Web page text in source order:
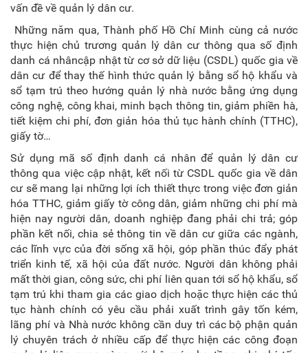
vấn đề về quản lý dân cư.
Những năm qua, Thành phố Hồ Chí Minh cùng cả nước
thực hiện chủ trương quản lý dân cư thông qua số định
danh cá nhâncập nhật từ cơ sở dữ liệu (CSDL) quốc gia về
dân cư để thay thế hình thức quản lý bằng sổ hộ khẩu và
sổ tạm trú theo hướng quản lý nhà nước bằng ứng dụng
công nghệ, công khai, minh bạch thông tin, giảm phiền hà,
tiết kiệm chi phí, đơn giản hóa thủ tục hành chính (TTHC),
giấy tờ…
Sử dụng mã số định danh cá nhân để quản lý dân cư
thông qua việc cập nhật, kết nối từ CSDL quốc gia về dân
cư sẽ mang lại những lợi ích thiết thực trong việc đơn giản
hóa TTHC, giảm giấy tờ công dân, giảm những chi phí mà
hiện nay người dân, doanh nghiệp đang phải chi trả; góp
phần kết nối, chia sẻ thông tin về dân cư giữa các ngành,
các lĩnh vực của đời sống xã hội, góp phần thúc đẩy phát
triển kinh tế, xã hội của đất nước. Người dân không phải
mất thời gian, công sức, chi phí liên quan tới sổ hộ khẩu, sổ
tạm trú khi tham gia các giao dịch hoặc thực hiện các thủ
tục hành chính có yêu cầu phải xuất trình gây tốn kém,
lãng phí và Nhà nước không cần duy trì các bộ phận quản
lý chuyên trách ở nhiều cấp để thực hiện các công đoạn